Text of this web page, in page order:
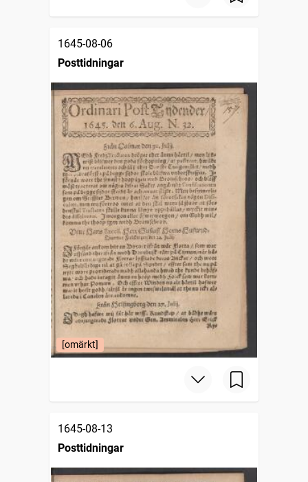
1645-08-06
Posttidningar
[omärkt]
1645-08-13
Posttidningar